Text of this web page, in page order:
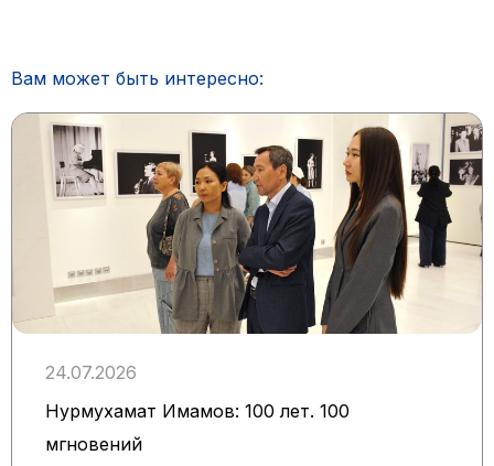
Вам может быть интересно:
24.07.2026
Нурмухамат Имамов: 100 лет. 100
мгновений